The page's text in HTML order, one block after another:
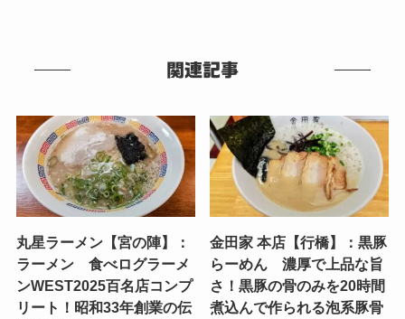
関連記事
丸星ラーメン【宮の陣】：
ラーメン 食べログラーメ
ンWEST2025百名店コンプ
リート！昭和33年創業の伝
金田家 本店【行橋】：黒豚
らーめん 濃厚で上品な旨
さ！黒豚の骨のみを20時間
煮込んで作られる泡系豚骨